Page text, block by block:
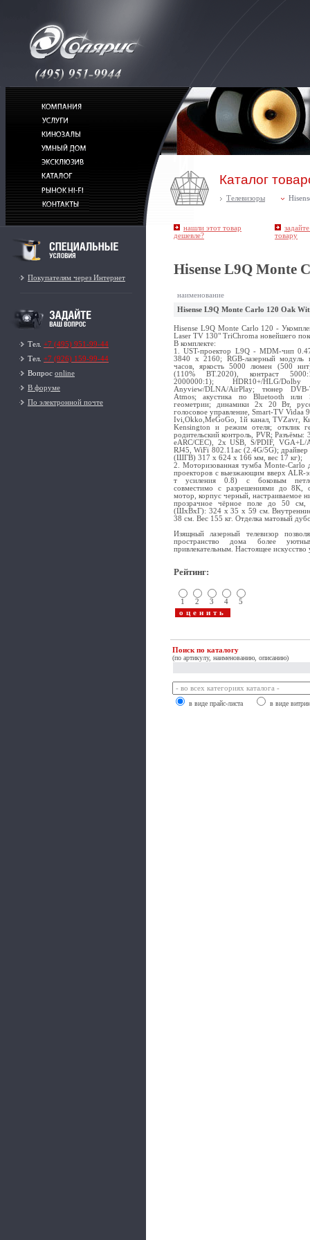
Покупателям через Интернет
Тел. +7 (495) 951-99-44
Тел. +7 (926) 159-99-44
Вопрос online
В форуме
По электронной почте
Каталог
Телевизоры
нашли этот товар
дешевле?
товару
Hisense L9Q Monte
наименование
Hisense L9Q Monte Carlo 120 Oak
Hisense L9Q Monte Carlo 120 -
Laser TV 130" TriChroma новейшего
В комплекте:
1. UST-проектор L9Q - MDM-чип
3840 х 2160; RGB-лазерный модуль
часов, яркость 5000 люмен (500
(110% BT.2020), контраст
2000000:1); HDR10+/HLG/
Anyview/DLNA/AirPlay; тюнер
Atmos; акустика по Bluetooth или
геометрии; динамики 2x 20 Вт,
голосовое управление, Smart-TV Vidaa
Ivi,Okko,MeGoGo, 1й канал, TVZavr,
Kensington и режим отеля; отклик
родительский контроль, PVR;
eARC/CEC), 2x USB, S/PDIF, VGA+L/
RJ45, WiFi 802.11ac (2.4G/5G);
(ШГВ) 317 x 624 x 166 мм, вес 17 кг);
2. Моторизованная тумба Monte-Carlo
проекторов с выезжающим вверх ALR-
т усиления 0.8) с боковым
совместимо с разрешениями до 8K,
мотор, корпус черный, настраиваемое
прозрачное чёрное поле до 50 см,
(ШхВхГ): 324 х 35 х 59 см.
38 см. Вес 155 кг. Отделка матовый
Изящный лазерный телевизор
пространство дома более
привлекательным. Настоящее искусство
Рейтинг:
1 2 3 4 5
Поиск по каталогу
(по артикулу, наименованию, описанию)
в виде прайс-листа в виде